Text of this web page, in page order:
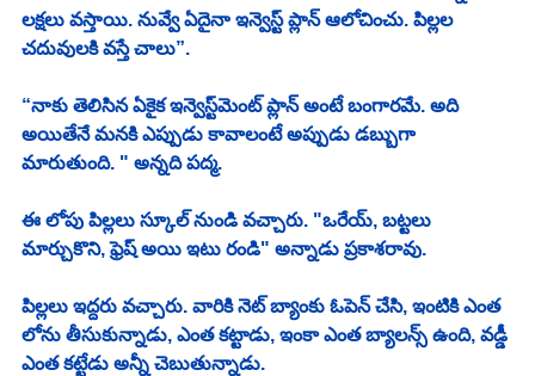
లక్షలు వస్తాయి. నువ్వే ఏదైనా ఇన్వెస్ట్ ప్లాన్ ఆలోచించు. పిల్లల
చదువులకి వస్తే చాలు”.
“నాకు తెలిసిన ఏకైక ఇన్వెస్ట్‌మెంట్ ప్లాన్ అంటే బంగారమే. అది
అయితేనే మనకి ఎప్పుడు కావాలంటే అప్పుడు డబ్బుగా
మారుతుంది. " అన్నది పద్మ.
ఈ లోపు పిల్లలు స్కూల్ నుండి వచ్చారు. "ఒరేయ్, బట్టలు
మార్చుకొని, ఫ్రెష్ అయి ఇటు రండి" అన్నాడు ప్రకాశరావు.
పిల్లలు ఇద్దరు వచ్చారు. వారికి నెట్ బ్యాంకు ఓపెన్ చేసి, ఇంటికి ఎంత
లోను తీసుకున్నాడు, ఎంత కట్టాడు, ఇంకా ఎంత బ్యాలన్స్ ఉంది, వడ్డీ
ఎంత కట్టేడు అన్నీ చెబుతున్నాడు.